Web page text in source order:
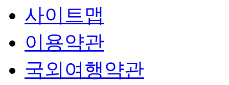
사이트맵
이용약관
국외여행약관